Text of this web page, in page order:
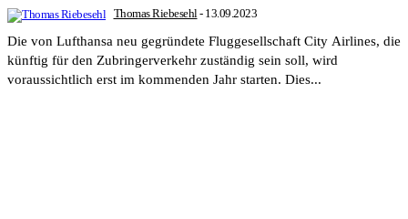
Thomas Riebesehl- 13.09.2023
Die von Lufthansa neu gegründete Fluggesellschaft City Airlines, die
künftig für den Zubringerverkehr zuständig sein soll, wird
voraussichtlich erst im kommenden Jahr starten. Dies...